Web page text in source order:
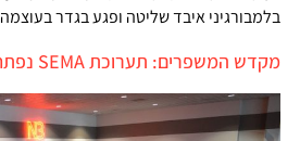
בלמבורגיני איבד שליטה ופגע בגדר בעוצמה
מקדש המשפרים: תערוכת SEMA נפתחת בלאס וגאס